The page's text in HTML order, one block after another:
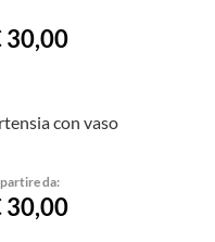
30,00
con vaso
da:
30,00